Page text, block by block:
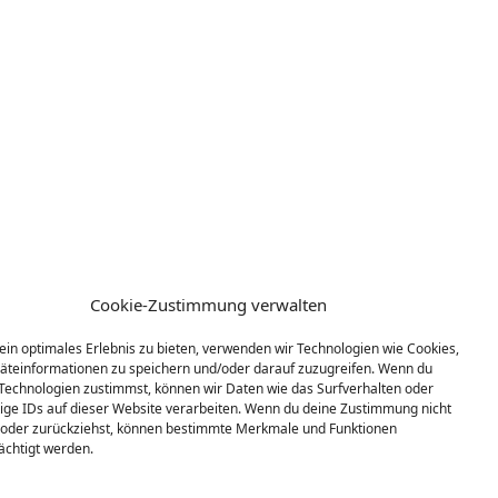
Cookie-Zustimmung verwalten
optimales Erlebnis zu bieten, verwenden wir Technologien wie Cookies,
zu speichern und/oder darauf zuzugreifen. Wenn du
zustimmst, können wir Daten wie das Surfverhalten oder
IDs auf dieser Website verarbeiten. Wenn du deine Zustimmung nicht
zurückziehst, können bestimmte Merkmale und Funktionen
werden.